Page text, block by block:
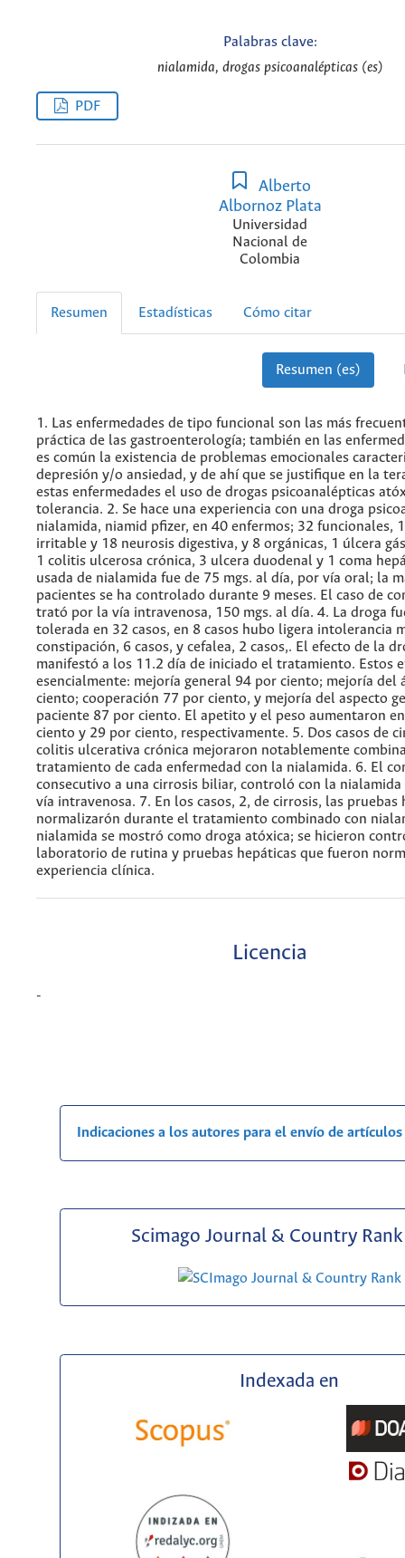
Palabras clave:
nialamida, drogas psicoanalépticas (es)
PDF
Alberto
Albornoz Plata
Universidad
Nacional de
Colombia
Resumen Estadísticas Cómo citar
Resumen (es)
1. Las enfermedades de tipo funcional son las más
práctica de las gastroenterología; también en las
es común la existencia de problemas emocionales
depresión y/o ansiedad, y de ahí que se justifique en la
estas enfermedades el uso de drogas psicoanalépticas
tolerancia. 2. Se hace una experiencia con una droga
nialamida, niamid pfizer, en 40 enfermos; 32 funcionales,
irritable y 18 neurosis digestiva, y 8 orgánicas, 1 úlcera
1 colitis ulcerosa crónica, 3 ulcera duodenal y 1 coma
usada de nialamida fue de 75 mgs. al día, por vía oral; la
pacientes se ha controlado durante 9 meses. El caso de
trató por la vía intravenosa, 150 mgs. al día. 4. La droga
tolerada en 32 casos, en 8 casos hubo ligera intolerancia
constipación, 6 casos, y cefalea, 2 casos,. El efecto de la
manifestó a los 11.2 día de iniciado el tratamiento. Estos
esencialmente: mejoría general 94 por ciento; mejoría del
ciento; cooperación 77 por ciento, y mejoría del aspecto
paciente 87 por ciento. El apetito y el peso aumentaron
ciento y 29 por ciento, respectivamente. 5. Dos casos de
colitis ulcerativa crónica mejoraron notablemente
tratamiento de cada enfermedad con la nialamida. 6. El
consecutivo a una cirrosis biliar, controló con la
vía intravenosa. 7. En los casos, 2, de cirrosis, las pruebas
normalizarón durante el tratamiento combinado con
nialamida se mostró como droga atóxica; se hicieron
laboratorio de rutina y pruebas hepáticas que fueron
experiencia clínica.
Licencia
-
Indicaciones a los autores para el envío de artículos
Scimago Journal & Country Rank
Indexada en